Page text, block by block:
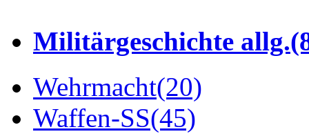
Militärgeschichte allg.
Wehrmacht(20)
Waffen-SS(45)